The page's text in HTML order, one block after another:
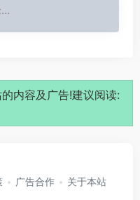
内容及广告!建议阅读:
广告合作 关于本站